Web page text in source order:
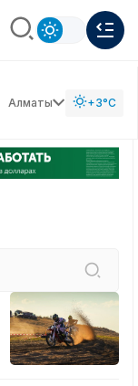
Алматы +3°C